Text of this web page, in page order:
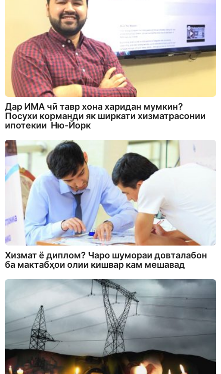
Дар ИМА чӣ тавр хона харидан мумкин?
Посухи корманди як ширкати хизматрасонии
ипотекии Ню-Йорк
Хизмат ё диплом? Чаро шумораи довталабон
ба мактабҳои олии кишвар кам мешавад